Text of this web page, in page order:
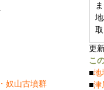
更
こ
■地
■津